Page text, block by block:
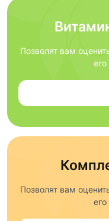
Позволят вам
Позволят вам